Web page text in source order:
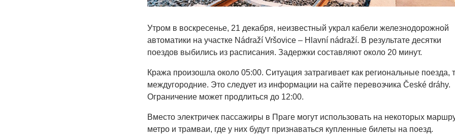
Утром в воскресенье, 21 декабря, неизвестный украл кабели железнодорожной
автоматики на участке Nádraží Vršovice – Hlavní nádraží. В результате десятки
поездов выбились из расписания. Задержки составляют около 20 минут.
Кража произошла около 05:00. Ситуация затрагивает как региональные поезда,
междугородние. Это следует из информации на сайте перевозчика České dráhy.
Ограничение может продлиться до 12:00.
Вместо электричек пассажиры в Праге могут использовать на некоторых
метро и трамваи, где у них будут признаваться купленные билеты на поезд.